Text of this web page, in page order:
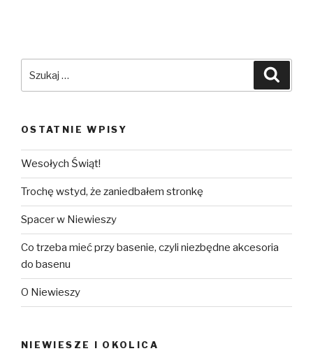
OSTATNIE WPISY
Wesołych Świąt!
Trochę wstyd, że zaniedbałem stronkę
Spacer w Niewieszy
Co trzeba mieć przy basenie, czyli niezbędne akcesoria
do basenu
O Niewieszy
NIEWIESZE I OKOLICA